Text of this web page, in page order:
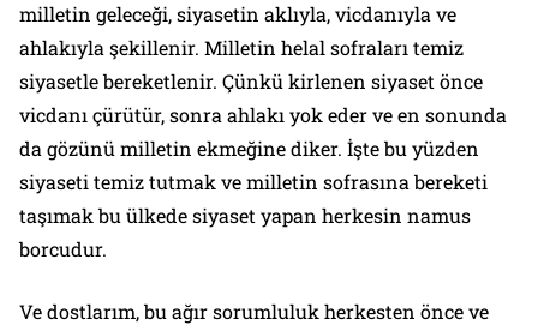
milletin geleceği, siyasetin aklıyla, vicdanıyla ve
ahlakıyla şekillenir. Milletin helal sofraları temiz
siyasetle bereketlenir. Çünkü kirlenen siyaset önce
vicdanı çürütür, sonra ahlakı yok eder ve en sonunda
da gözünü milletin ekmeğine diker. İşte bu yüzden
siyaseti temiz tutmak ve milletin sofrasına bereketi
taşımak bu ülkede siyaset yapan herkesin namus
borcudur.
Ve dostlarım, bu ağır sorumluluk herkesten önce ve